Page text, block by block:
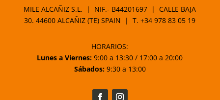
MILE ALCAÑIZ S.L. | NIF.- B44201697 | CALLE BAJA
30. 44600 ALCAÑIZ (TE) SPAIN | T.+34 978 83 05 19
HORARIOS:
Lunes a Viernes: 9:00 a 13:30 / 17:00 a 20:00
Sábados:9:30 a 13:00